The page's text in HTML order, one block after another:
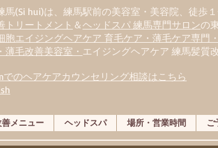
馬(Si hui)は、 練馬駅前の美容室・美容院、徒歩
トリートメント ＆ヘッドスパ 練馬専門サロンの
胞エイジングヘアケア 育毛ケア・薄毛ケア専門
薄毛改善美容室・ エイジングヘアケア 練馬髪質
でのヘアケアカウンセリング相談はこちら
メニュー ヘッドスパ 場所・営業時間 ご